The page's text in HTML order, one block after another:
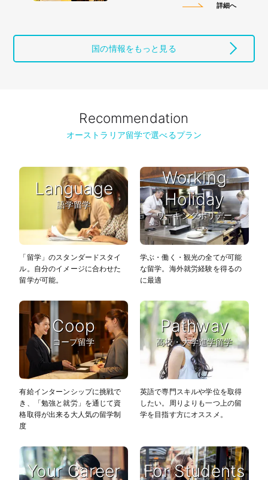
詳細へ
国の情報をもっと見る
Recommendation
オーストラリア留学で選べるプラン
Language
語学留学
「留学」のスタンダードスタイ
ル。自分のイメージに合わせた
留学が可能。
Working
Holiday
ワーキングホリデー
学ぶ・働く・観光の全てが可能
な留学。海外就労経験を得るの
に最適
Coop
コープ留学
有給インターンシップに挑戦で
き、「勉強と就労」を通じて資
格取得が出来る大人気の留学制
度
Pathway
高校・大学進学留学
英語で専門スキルや学位を取得
したい。周りよりも一つ上の留
学を目指す方にオススメ。
Your Career For Students